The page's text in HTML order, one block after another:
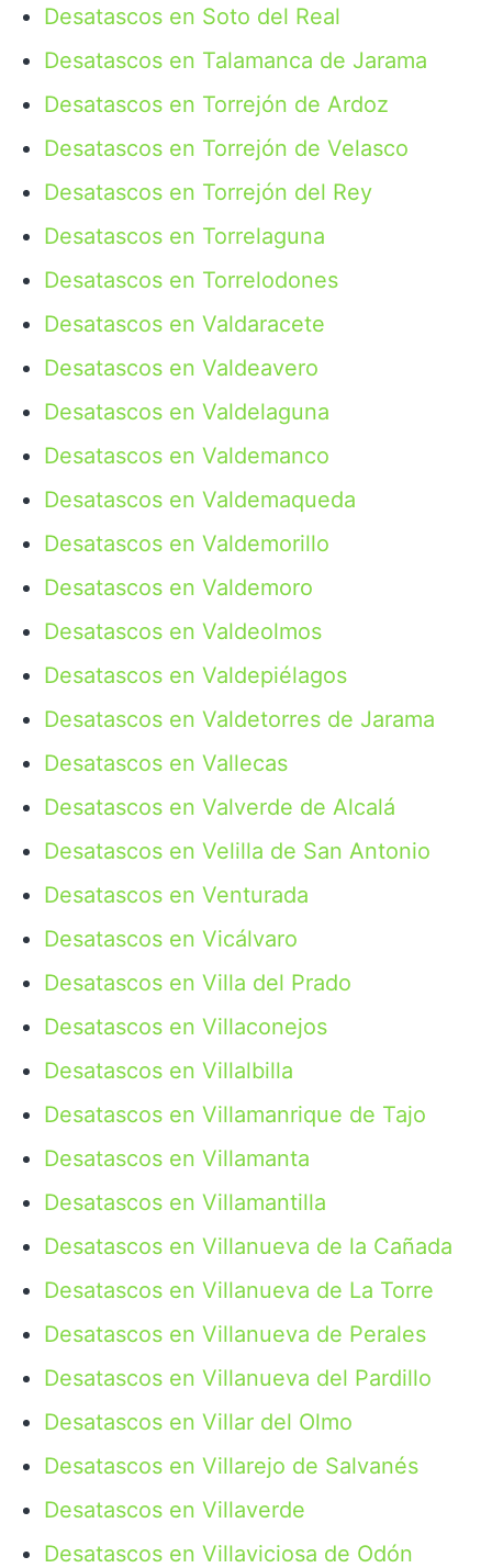
Desatascos en Soto del Real
Desatascos en Talamanca de Jarama
Desatascos en Torrejón de Ardoz
Desatascos en Torrejón de Velasco
Desatascos en Torrejón del Rey
Desatascos en Torrelaguna
Desatascos en Torrelodones
Desatascos en Valdaracete
Desatascos en Valdeavero
Desatascos en Valdelaguna
Desatascos en Valdemanco
Desatascos en Valdemaqueda
Desatascos en Valdemorillo
Desatascos en Valdemoro
Desatascos en Valdeolmos
Desatascos en Valdepiélagos
Desatascos en Valdetorres de Jarama
Desatascos en Vallecas
Desatascos en Valverde de Alcalá
Desatascos en Velilla de San Antonio
Desatascos en Venturada
Desatascos en Vicálvaro
Desatascos en Villa del Prado
Desatascos en Villaconejos
Desatascos en Villalbilla
Desatascos en Villamanrique de Tajo
Desatascos en Villamanta
Desatascos en Villamantilla
Desatascos en Villanueva de la Cañada
Desatascos en Villanueva de La Torre
Desatascos en Villanueva de Perales
Desatascos en Villanueva del Pardillo
Desatascos en Villar del Olmo
Desatascos en Villarejo de Salvanés
Desatascos en Villaverde
Desatascos en Villaviciosa de Odón